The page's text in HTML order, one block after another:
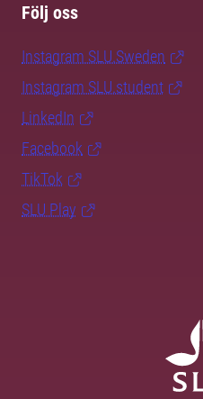
Följ oss
Instagram SLU.Sweden
Instagram SLU.student
LinkedIn
Facebook
TikTok
SLU Play